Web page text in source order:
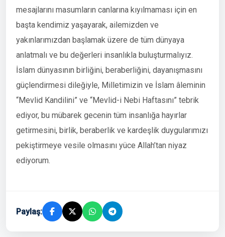
mesajlarını masumların canlarına kıyılmaması için en
başta kendimiz yaşayarak, ailemizden ve
yakınlarımızdan başlamak üzere de tüm dünyaya
anlatmalı ve bu değerleri insanlıkla buluşturmalıyız.
İslam dünyasının birliğini, beraberliğini, dayanışmasını
güçlendirmesi dileğiyle, Milletimizin ve İslam âleminin
“Mevlid Kandilini” ve “Mevlid-i Nebi Haftasını” tebrik
ediyor, bu mübarek gecenin tüm insanlığa hayırlar
getirmesini, birlik, beraberlik ve kardeşlik duygularımızı
pekiştirmeye vesile olmasını yüce Allah’tan niyaz
ediyorum.
Paylaş: